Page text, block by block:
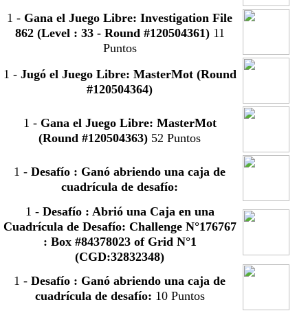
1 - Gana el Juego Libre: Investigation File
862 (Level : 33 - Round #120504361)11
Puntos
1 - Jugó el Juego Libre: MasterMot (Round
#120504364)
1 - Gana el Juego Libre: MasterMot
(Round #120504363) 52 Puntos
1 -Desafío : Ganó abriendo una caja de
cuadrícula de desafío:
1 - Desafío : Abrió una Caja en una
Cuadrícula de Desafío: Challenge N°176767
: Box #84378023 of Grid N°1
(CGD:32832348)
1 -Desafío : Ganó abriendo una caja de
cuadrícula de desafío: 10 Puntos